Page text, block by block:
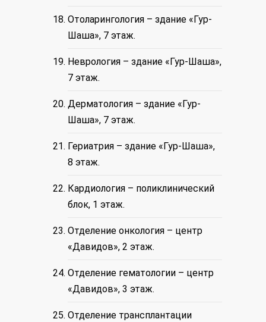
Отоларингология – здание «Гур-
Шаша», 7 этаж.
Неврология – здание «Гур-Шаша»,
7 этаж.
Дерматология – здание «Гур-
Шаша», 7 этаж.
Гериатрия – здание «Гур-Шаша»,
8 этаж.
Кардиология – поликлинический
блок, 1 этаж.
Отделение онкология – центр
«Давидов», 2 этаж.
Отделение гематологии – центр
«Давидов», 3 этаж.
Отделение трансплантации